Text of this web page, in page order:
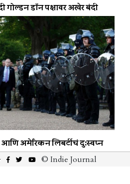
गोल्डन डॉन पक्षावर अखेर बंदी
आणि अमेरिकन लिबर्टीचं दु:स्वप्न
© Indie Journal